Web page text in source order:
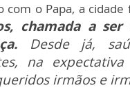
com o Papa, a cidade
chamada a
Desde já,
na
irmãos e